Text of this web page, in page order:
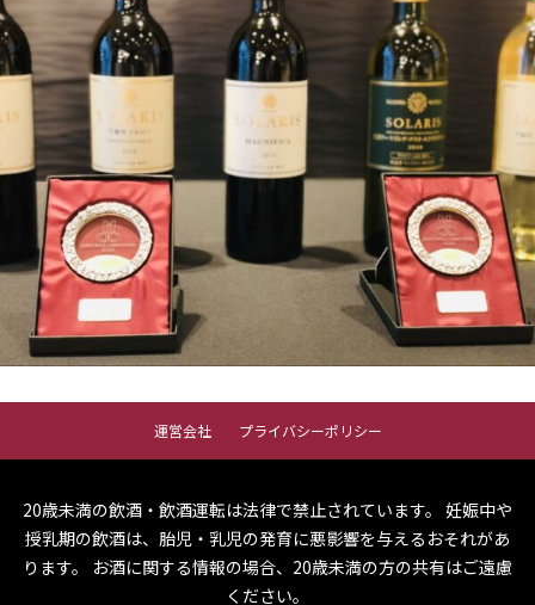
運営会社 プライバシーポリシー
20歳未満の飲酒・飲酒運転は法律で禁止されています。 妊娠中や
授乳期の飲酒は、胎児・乳児の発育に悪影響を与えるおそれがあ
ります。
お酒に関する情報の場合、20歳未満の方の共有はご遠慮
ください。